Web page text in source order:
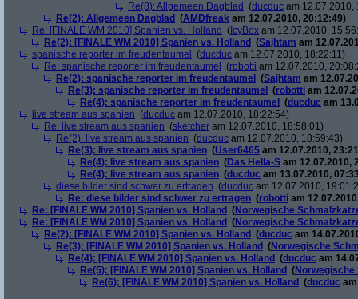
Re(8): Allgemeen Dagblad (ducduc am 12.07.2010,
Re(2): Allgemeen Dagblad (AMDfreak am 12.07.2010, 20:12:49)
Re: [FINALE WM 2010] Spanien vs. Holland ( IcyBox am 12.07.2010,
Re(2): [FINALE WM 2010] Spanien vs. Holland (Sajhtam am
spanische reporter im freudentaumel
(ducduc am 12.07.2010, 18:22:11)
Re: spanische reporter im freudentaumel
(robotti am 12.07.2010,
Re(2): spanische reporter im freudentaumel
(Sajhtam am
Re(3): spanische reporter im freudentaumel
(robotti am
Re(4): spanische reporter im freudentaumel
(ducduc am
live stream aus spanien (ducduc am 12.07.2010, 18:22:54)
Re: live stream aus spanien (sketcher am 12.07.2010, 18:58:01)
Re(2): live stream aus spanien (ducduc am 12.07.2010, 18:59:43)
Re(3): live stream aus spanien (User6465 am 12.07.2010,
Re(4): live stream aus spanien (Das Hella-S am 12.07.2010,
Re(4): live stream aus spanien (ducduc am 13.07.2010,
diese bilder sind schwer zu ertragen (ducduc am 12.07.2010,
Re: diese bilder sind schwer zu ertragen (robotti am
Re: [FINALE WM 2010] Spanien vs. Holland (Norwegische
Re: [FINALE WM 2010] Spanien vs. Holland (Norwegische
Re(2): [FINALE WM 2010] Spanien vs. Holland (ducduc am
Re(3): [FINALE WM 2010] Spanien vs. Holland (Norwegische
Re(4): [FINALE WM 2010] Spanien vs. Holland (ducduc am
Re(5): [FINALE WM 2010] Spanien vs. Holland (
Re(6): [FINALE WM 2010] Spanien vs. Holland (ducduc